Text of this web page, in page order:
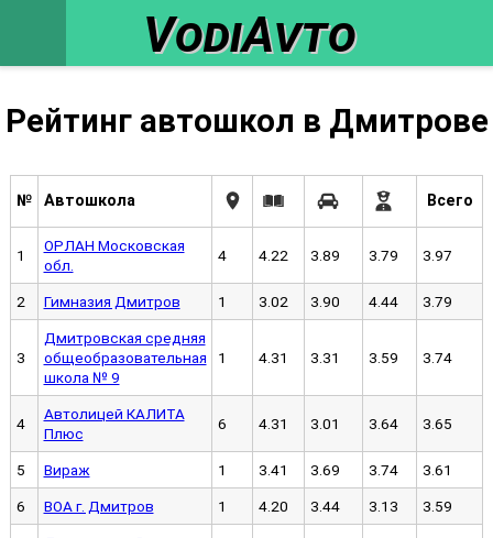
VodiAvto
Рейтинг автошкол в Дмитрове
№ Автошкола
1
ОРЛАН Московская
обл.
4 4.22 3.89 3.79
Гимназия Дмитров
3
Дмитровская средняя
общеобразовательная
школа № 9
1 4.31 3.31 3.59
4
Плюс
4.31 3.01 3.64
5 Вираж 1 3.41 3.69 3.74